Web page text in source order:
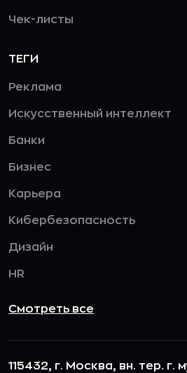
Чек-листы
ТЕГИ
Реклама
Искусственный интеллект
Банки
Бизнес
Карьера
Кибербезопасность
Дизайн
HR
Смотреть все
115432, г. Москва, вн. тер. г.